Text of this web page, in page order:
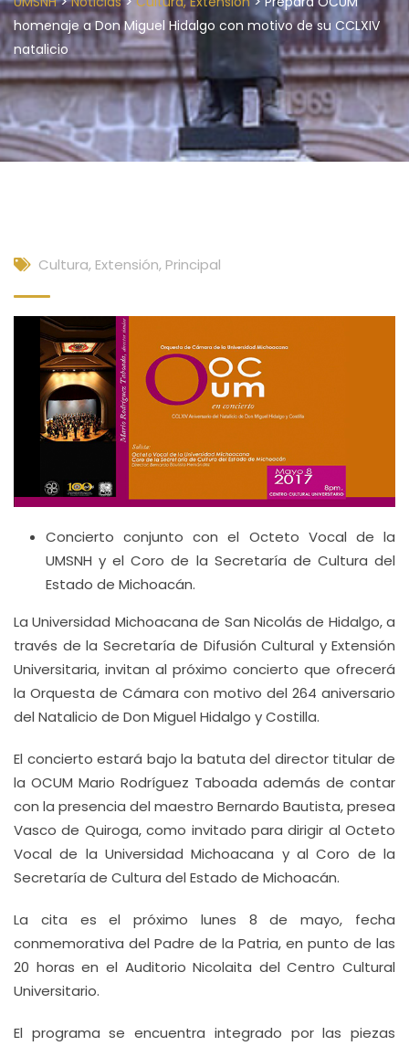
homenaje a Don Miguel Hidalgo con motivo de su CCLXIV
natalicio
Cultura, Extensión, Principal
Concierto conjunto con el Octeto Vocal de la
UMSNH y el Coro de la Secretaría de Cultura del
Estado de Michoacán.
La Universidad Michoacana de San Nicolás de Hidalgo, a
través de la Secretaría de Difusión Cultural y Extensión
Universitaria, invitan al próximo concierto que ofrecerá
la Orquesta de Cámara con motivo del 264 aniversario
del Natalicio de Don Miguel Hidalgo y Costilla.
El concierto estará bajo la batuta del director titular de
la OCUM Mario Rodríguez Taboada además de contar
con la presencia del maestro Bernardo Bautista, presea
Vasco de Quiroga, como invitado para dirigir al Octeto
Vocal de la Universidad Michoacana y al Coro de la
Secretaría de Cultura del Estado de Michoacán.
La cita es el próximo lunes 8 de mayo, fecha
conmemorativa del Padre de la Patria, en punto de las
20 horas en el Auditorio Nicolaita del Centro Cultural
Universitario.
El programa se encuentra integrado por las piezas